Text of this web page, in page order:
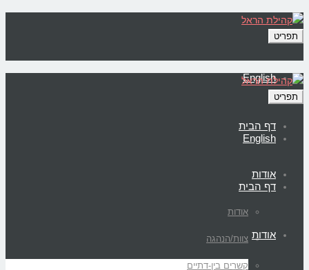
תפריט
English
דף הבית
אודות
אודות
צוות/הנהגה
קשרים בין-דתיים
תפריט
English
דף הבית
אודות